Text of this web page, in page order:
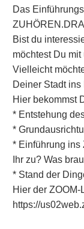
Das
Bist du
möchtest Du
Vielleicht
Deiner Stadt
Hier bekommst
* Entstehung
*
* Einführung ins
Ihr zu? Was
* Stand der
Hier der ZOOM-
https://